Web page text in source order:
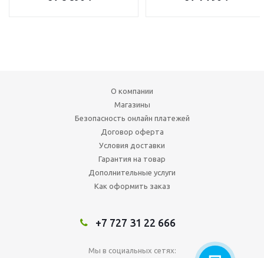
О компании
Магазины
Безопасность онлайн платежей
Договор оферта
Условия доставки
Гарантия на товар
Дополнительные услуги
Как оформить заказ
+7 727 31 22 666
Мы в социальных сетях: